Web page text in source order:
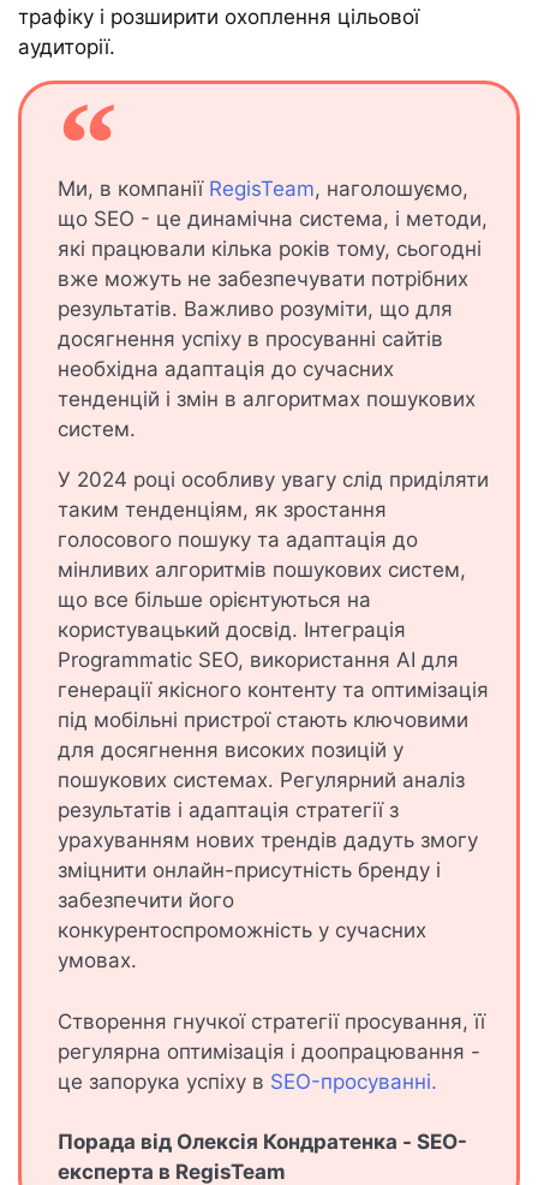
трафіку і розширити охоплення цільової
аудиторії.
Ми, в компанії RegisTeam, наголошуємо,
що SEO - це динамічна система, і методи,
які працювали кілька років тому, сьогодні
вже можуть не забезпечувати потрібних
результатів. Важливо розуміти, що для
досягнення успіху в просуванні сайтів
необхідна адаптація до сучасних
тенденцій і змін в алгоритмах пошукових
систем.
У 2024 році особливу увагу слід приділяти
таким тенденціям, як зростання
голосового пошуку та адаптація до
мінливих алгоритмів пошукових систем,
що все більше орієнтуються на
користувацький досвід. Інтеграція
Programmatic SEO, використання AI для
генерації якісного контенту та оптимізація
під мобільні пристрої стають ключовими
для досягнення високих позицій у
пошукових системах. Регулярний аналіз
результатів і адаптація стратегії з
урахуванням нових трендів дадуть змогу
зміцнити онлайн-присутність бренду і
забезпечити його
конкурентоспроможність у сучасних
умовах.
Створення гнучкої стратегії просування, її
регулярна оптимізація і доопрацювання -
це запорука успіху в SEO-просуванні.
Порада від Олексія Кондратенка - SEO-
експерта в RegisTeam